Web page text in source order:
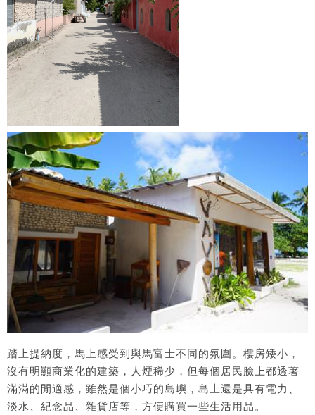
踏上提納度，馬上感受到與馬富士不同的氛圍。樓房矮小，
沒有明顯商業化的建築，人煙稀少，但每個居民臉上都透著
滿滿的閒適感，雖然是個小巧的島嶼，島上還是具有電力、
淡水、紀念品、雜貨店等，方便購買一些生活用品。